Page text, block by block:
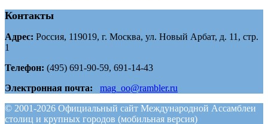
Контакты
Адрес: Россия, 119019, г. Москва, ул. Новый Арбат, д. 11, стр.
1
Телефон: (495) 691-90-59, 691-14-43
Электронная почта:
mag_oo@rambler.ru
© 2001-2026 Официальный сайт Международной Ассамблеи
столиц и крупных городов (мобильная версия)